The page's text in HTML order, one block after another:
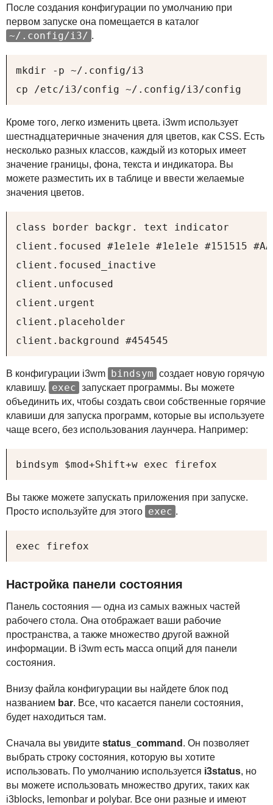
После создания конфигурации по умолчанию при
первом запуске она помещается в каталог
~/.config/i3/ .
mkdir -p ~/.config/i3
cp /etc/i3/config ~/.config/i3/config
Кроме того, легко изменить цвета. i3wm использует
шестнадцатеричные значения для цветов, как CSS. Есть
несколько разных классов, каждый из которых имеет
значение границы, фона, текста и индикатора. Вы
можете разместить их в таблице и ввести желаемые
значения цветов.
class border backgr. text indicator
client.focused #1e1e1e #1e1e1e #151515
client.focused_inactive
client.unfocused
client.urgent
client.placeholder
client.background #454545
В конфигурации i3wm bindsym создает новую горячую
клавишу.
exec запускает программы. Вы можете
объединить их, чтобы создать свои собственные горячие
клавиши для запуска программ, которые вы используете
чаще всего, без использования лаунчера. Например:
bindsym $mod+Shift+w exec firefox
Вы также можете запускать приложения при запуске.
Просто используйте для этого exec .
exec firefox
Настройка панели состояния
Панель состояния — одна из самых важных частей
рабочего стола. Она отображает ваши рабочие
пространства, а также множество другой важной
информации. В i3wm есть масса опций для панели
состояния.
Внизу файла конфигурации вы найдете блок под
названием bar. Все, что касается панели состояния,
будет находиться там.
Сначала вы увидите status_command . Он позволяет
выбрать строку состояния, которую вы хотите
использовать. По умолчанию используется i3status, но
вы можете использовать множество других, таких как
i3blocks, lemonbar и polybar. Все они разные и имеют